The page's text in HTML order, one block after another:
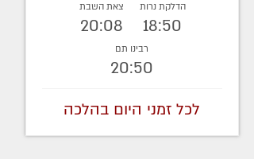
הדלקת נרות
18:50
צאת השבת
20:08
רבינו תם
20:50
לכל זמני היום בהלכה